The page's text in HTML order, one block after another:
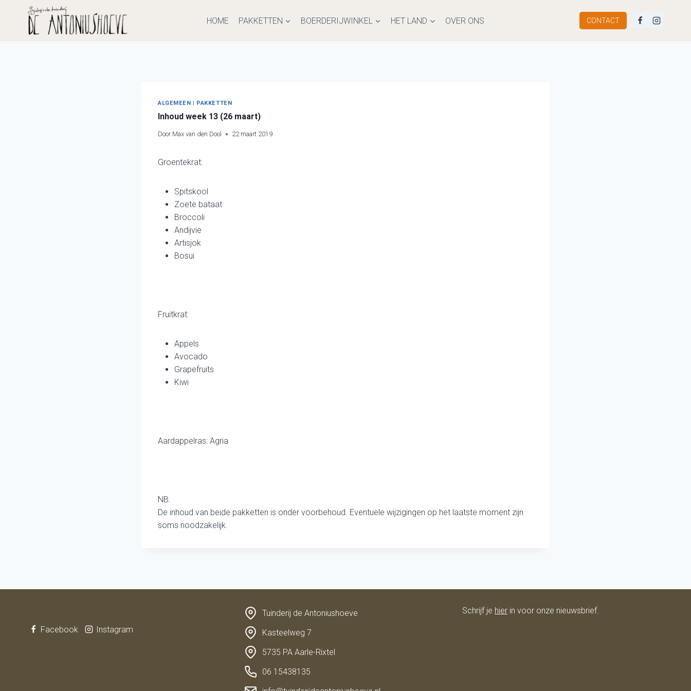
Doorgaan
HOME PAKKETTEN BOERDERIJWINKEL HET LAND OVER ONS CONTACT
ALGEMEEN | PAKKETTEN
Inhoud week 13 (26 maart)
Door Max van den Dool 22 maart 2019
Groentekrat:
Spitskool
Zoete bataat
Broccoli
Andijvie
Artisjok
Bosui
Fruitkrat:
Appels
Avocado
Grapefruits
Kiwi
Aardappelras: Agria
NB:
De inhoud van beide pakketten is onder voorbehoud. Eventuele wijzigingen op het laatste moment zijn
soms noodzakelijk.
Facebook Instagram
Tuinderij de Antoniushoeve
Kasteelweg 7
5735 PA Aarle-Rixtel
06 15438135
Schrijf je hier in voor onze nieuwsbrief.